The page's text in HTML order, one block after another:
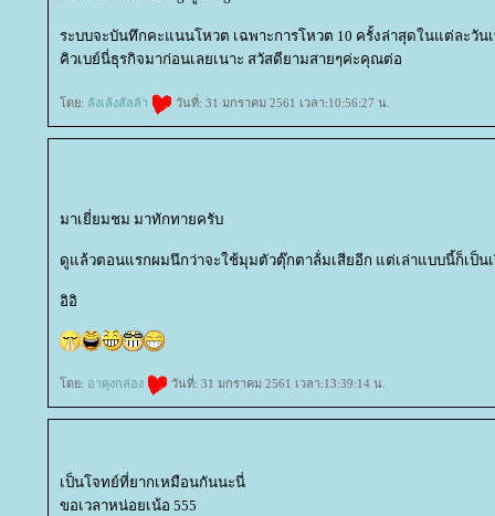
ระบบจะบันทึกคะแนนโหวต เฉพาะการโหวต 10 ครั้งล่าสุดในแต่ละวัน
คิวเบย์นี่ธุรกิจมาก่อนเลยเนาะ สวัสดียามสายๆค่ะคุณต่อ
ดย: ล้งเล้งลัลล้า วันที่: 31 มกราคม 2561 เวลา:10:56:27 น.
มาเยี่ยมชม มาทักทายครับ
ดูแล้วตอนแรกผมนึกว่าจะใช้มุมตัวตุ๊กตาล้่มเสียอีก แต่เล่าแบบนี้ก็เป็นเ
อิอิ
ดย: อาคุงกล่อง วันที่: 31 มกราคม 2561 เวลา:13:39:14 น.
เป็นโจทย์ที่ยากเหมือนกันนะนี่
ขอเวลาหน่อยเน้อ 555